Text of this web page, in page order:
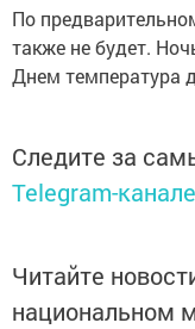
По
также не будет.
Днем температура
Следите за
Telegram-канале
Читайте
национальном